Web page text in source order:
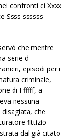
confronti di Xxxx
Ssss ssssss
che mentre
serie di
episodi per i
criminale,
di Ffffff, a
nessuna
che
fittizio
dal già citato